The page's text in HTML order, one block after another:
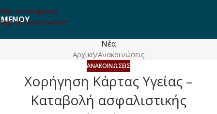
Skip to navigation
Skip to main content
ΜΕΝΟΎ
Νέα
Αρχική Ανακοινώσεις
ΑΝΑΚΟΙΝΏΣΕΙΣ
Χορήγηση Κάρτας Υγείας –
Καταβολή ασφαλιστικής